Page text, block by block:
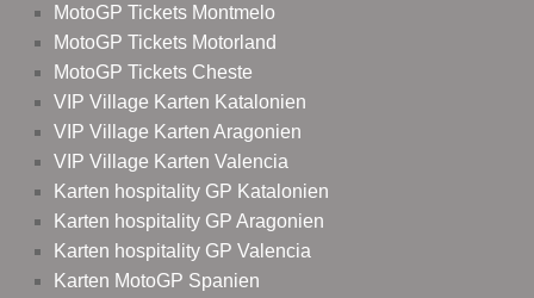
MotoGP Tickets Montmelo
MotoGP Tickets Motorland
MotoGP Tickets Cheste
VIP Village Karten Katalonien
VIP Village Karten Aragonien
VIP Village Karten Valencia
Karten hospitality GP Katalonien
Karten hospitality GP Aragonien
Karten hospitality GP Valencia
Karten MotoGP Spanien